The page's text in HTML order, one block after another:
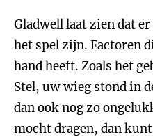
Gladwell laat zien dat
het spel zijn. Factoren
hand heeft. Zoals het
Stel, uw wieg stond in
dan ook nog zo
mocht dragen, dan